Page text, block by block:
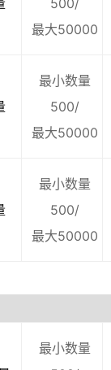
500/
最大50000
最小数量
500/
最大50000
最小数量
500/
最大50000
最小数量